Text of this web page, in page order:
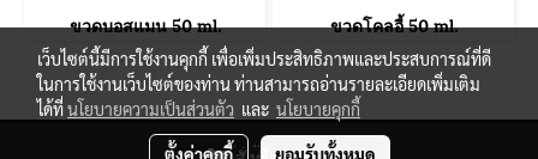
ขวดบอสแมน 50 ml. ขวดโคลอี้ 50 ml.
© Copyright 2021 All Reserved. siamperfumes.com
เว็บไซต์นี้มีการใช้งานคุกกี้ เพื่อเพิ่มประสิทธิภาพและประสบการณ์ที่ดี
ในการใช้งานเว็บไซต์ของท่าน ท่านสามารถอ่านรายละเอียดเพิ่มเติม
ได้ที่นโยบายความเป็นส่วนตัว และ นโยบายคุกกี้
ตั้งค่าคุกกี้ ยอมรับทั้งหมด